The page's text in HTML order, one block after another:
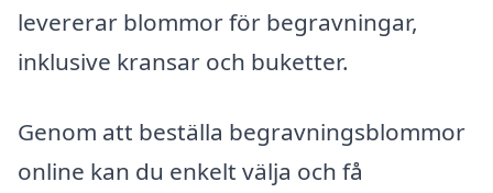
levererar blommor för begravningar,
inklusive kransar och buketter.
Genom att beställa begravningsblommor
online kan du enkelt välja och få